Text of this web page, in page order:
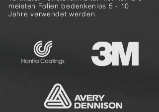
meisten Folien bedenkenlos 5 - 10
Jahre verwendet werden.